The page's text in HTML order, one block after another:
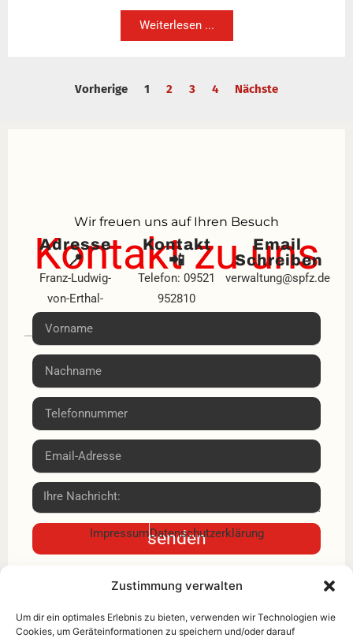
Zustimmung verwalten
Um dir ein optimales Erlebnis zu bieten, verwenden wir Technologien wie
Cookies, um Geräteinformationen zu speichern und/oder darauf
Weiterlesen ...
Vorherige 1 2 3 4 Nächste
Wir freuen uns auf Ihren Besuch
Kontakt zu uns
Adresse
📍
Franz-Ludwig-
von-Erthal-
Tricastiner Platz
Kontakt
📲
Telefon: 09521
952810
Email
Schreiben
verwaltung@spfz.de
senden
ImpressumDatenschutzerklärung